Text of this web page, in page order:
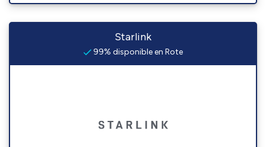
Starlink
99% disponible en Rote